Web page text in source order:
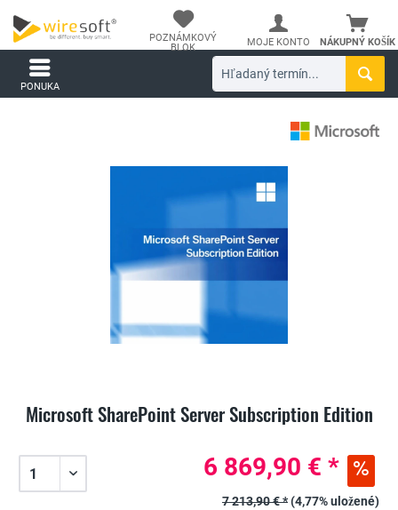
NÁKUPNÝ KOŠÍK
POZNÁMKOVÝ
BLOK
MOJE KONTO
PONUKA
Microsoft SharePoint Server Subscription Edition
6 869,90 € *
7 213,90 € *(4,77% uložené)